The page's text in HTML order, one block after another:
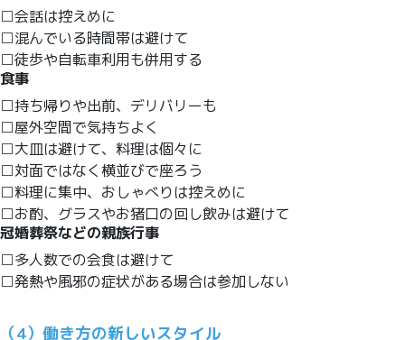
□会話は控えめに
□混んでいる時間帯は避けて
□徒歩や自転車利用も併用する
食事
□持ち帰りや出前、デリバリーも
□屋外空間で気持ちよく
□大皿は避けて、料理は個々に
□対面ではなく横並びで座ろう
□料理に集中、おしゃべりは控えめに
□お酌、グラスやお猪口の回し飲みは避けて
冠婚葬祭などの親族行事
□多人数での会食は避けて
□発熱や風邪の症状がある場合は参加しない
（4）働き方の新しいスタイル